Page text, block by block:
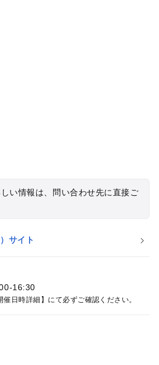
い情報は、問い合わせ先に直接ご
サイト
16:30
日時詳細】にて必ずご確認ください。